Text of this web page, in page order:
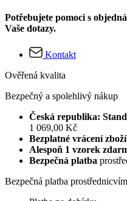
Potřebujete pomoci s
Vaše dotazy.
Kontakt
Ověřená kvalita
Bezpečný a spolehlivý nákup
Česká republika:
1 069,00 Kč
Bezplatné vrácení zboží
Alespoň 1 vzorek
Bezpečná platba
Bezpečná platba prostřednicvím